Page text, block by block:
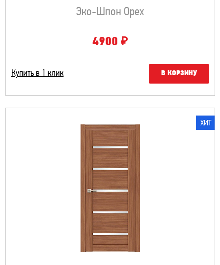
Эко-Шпон Орех
4900 ₽
Купить в 1 клик В КОРЗИНУ
ХИТ